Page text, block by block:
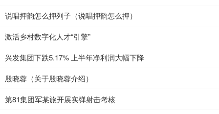
说唱押韵怎么押列子（说唱押韵怎么押）
激活乡村数字化人才“引擎”
兴发集团下跌5.17% 上半年净利润大幅下降
殷晓蓉（关于殷晓蓉介绍）
第81集团军某旅开展实弹射击考核